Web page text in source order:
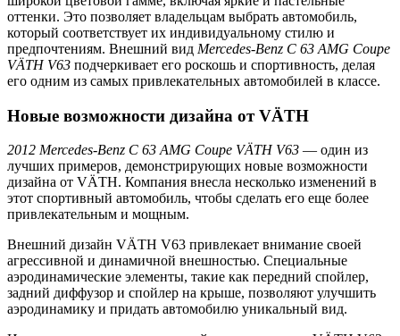
оттенки. Это позволяет владельцам выбрать автомобиль,
который соответствует их индивидуальному стилю и
предпочтениям. Внешний вид Mercedes-Benz C 63 AMG Coupe
VÄTH V63 подчеркивает его роскошь и спортивность, делая
его одним из самых привлекательных автомобилей в классе.
Новые возможности дизайна от VÄTH
2012 Mercedes-Benz C 63 AMG Coupe VÄTH V63 — один из
лучших примеров, демонстрирующих новые возможности
дизайна от VÄTH. Компания внесла несколько изменений в
этот спортивный автомобиль, чтобы сделать его еще более
привлекательным и мощным.
Внешний дизайн VÄTH V63 привлекает внимание своей
агрессивной и динамичной внешностью. Специальные
аэродинамические элементы, такие как передний спойлер,
задний диффузор и спойлер на крыше, позволяют улучшить
аэродинамику и придать автомобилю уникальный вид.